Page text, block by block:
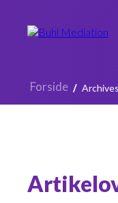
Forside /